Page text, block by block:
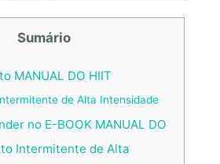
Sumário
MANUAL DO HIIT
de Alta Intensidade
no E-BOOK MANUAL DO
Intermitente de Alta